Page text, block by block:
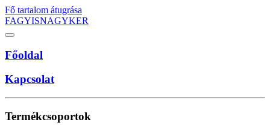
Fő tartalom átugrása
FAGYISNAGYKER
Főoldal
Kapcsolat
Termékcsoportok